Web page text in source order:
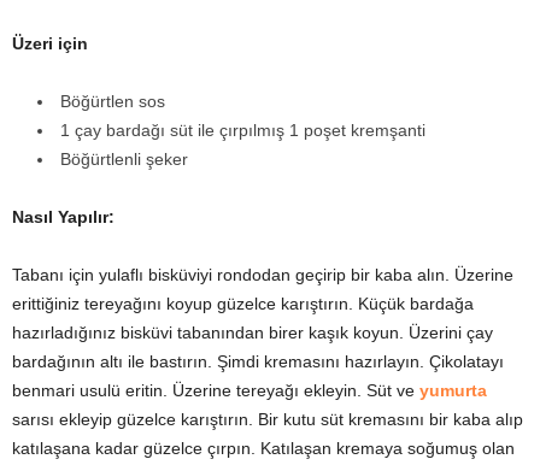
Üzeri için
Böğürtlen sos
1 çay bardağı süt ile çırpılmış 1 poşet kremşanti
Böğürtlenli şeker
Nasıl Yapılır:
Tabanı için yulaflı bisküviyi rondodan geçirip bir kaba alın. Üzerine
erittiğiniz tereyağını koyup güzelce karıştırın. Küçük bardağa
hazırladığınız bisküvi tabanından birer kaşık koyun. Üzerini çay
bardağının altı ile bastırın. Şimdi kremasını hazırlayın. Çikolatayı
benmari usulü eritin. Üzerine tereyağı ekleyin. Süt ve yumurta
sarısı ekleyip güzelce karıştırın. Bir kutu süt kremasını bir kaba alıp
katılaşana kadar güzelce çırpın. Katılaşan kremaya soğumuş olan